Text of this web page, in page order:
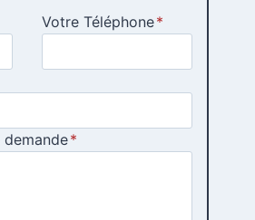
Votre Téléphone*
*